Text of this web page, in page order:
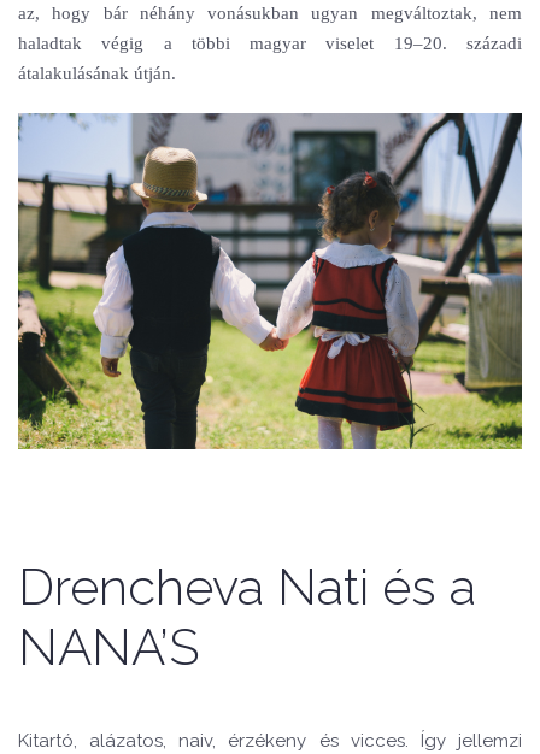
az, hogy bár néhány vonásukban ugyan megváltoztak, nem
haladtak végig a többi magyar viselet 19–20. századi
átalakulásának útján.
Drencheva Nati és a
NANA’S
Kitartó, alázatos, naiv, érzékeny és vicces. Így jellemzi